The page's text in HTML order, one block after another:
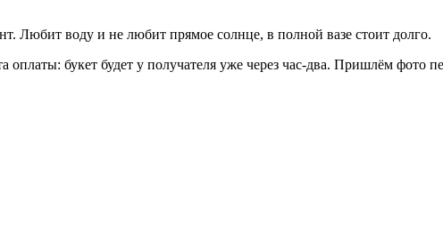
Любит воду и не любит прямое солнце, в полной вазе стоит долго.
букет будет у получателя уже через час-два. Пришлём фото